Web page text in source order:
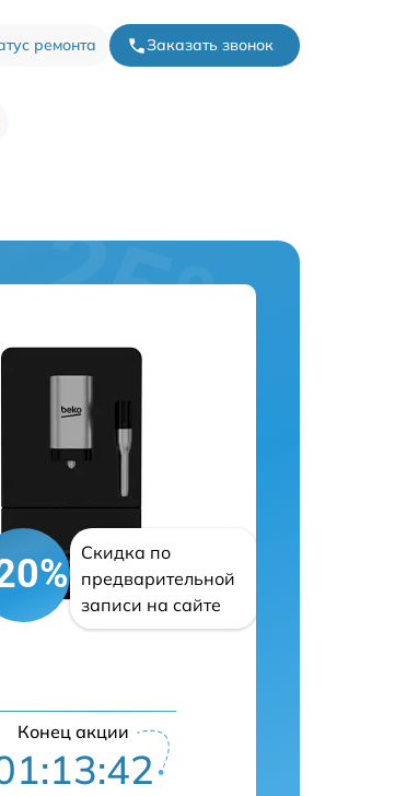
ремонта Заказать звонок
Скидка по
предварительной
записи на сайте
Конец акции